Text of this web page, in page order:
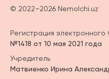
© 2022–2026 Nemolchi.uz
Регистрация
№1418 от 10 мая 2021 года
Учредитель
Матвиенко Ирина